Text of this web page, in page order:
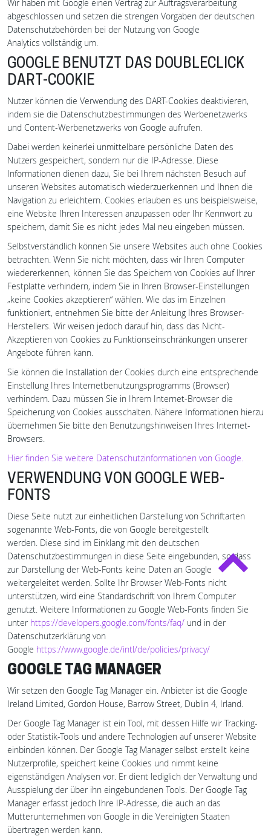
Wir haben mit Google einen Vertrag zur Auftragsverarbeitung
abgeschlossen und setzen die strengen Vorgaben der deutschen
Datenschutzbehörden bei der Nutzung von Google
Analytics vollständig um.
GOOGLE BENUTZT DAS DOUBLECLICK
DART-COOKIE
Nutzer können die Verwendung des DART-Cookies deaktivieren,
indem sie die Datenschutzbestimmungen des Werbenetzwerks
und Content-Werbenetzwerks von Google aufrufen.
Dabei werden keinerlei unmittelbare persönliche Daten des
Nutzers gespeichert, sondern nur die IP-Adresse. Diese
Informationen dienen dazu, Sie bei Ihrem nächsten Besuch auf
unseren Websites automatisch wiederzuerkennen und Ihnen die
Navigation zu erleichtern. Cookies erlauben es uns beispielsweise,
eine Website Ihren Interessen anzupassen oder Ihr Kennwort zu
speichern, damit Sie es nicht jedes Mal neu eingeben müssen.
Selbstverständlich können Sie unsere Websites auch ohne Cookies
betrachten. Wenn Sie nicht möchten, dass wir Ihren Computer
wiedererkennen, können Sie das Speichern von Cookies auf Ihrer
Festplatte verhindern, indem Sie in Ihren Browser-Einstellungen
„keine Cookies akzeptieren“ wählen. Wie das im Einzelnen
funktioniert, entnehmen Sie bitte der Anleitung Ihres Browser-
Herstellers. Wir weisen jedoch darauf hin, dass das Nicht-
Akzeptieren von Cookies zu Funktionseinschränkungen unserer
Angebote führen kann.
Sie können die Installation der Cookies durch eine entsprechende
Einstellung Ihres Internetbenutzungsprogramms (Browser)
verhindern. Dazu müssen Sie in Ihrem Internet-Browser die
Speicherung von Cookies ausschalten. Nähere Informationen hierzu
übernehmen Sie bitte den Benutzungshinweisen Ihres Internet-
Browsers.
Hier finden Sie weitere Datenschutzinformationen von Google.
VERWENDUNG VON GOOGLE WEB-
FONTS
Diese Seite nutzt zur einheitlichen Darstellung von Schriftarten
sogenannte Web-Fonts, die von Google bereitgestellt
werden. Diese sind im Einklang mit den deutschen
Datenschutzbestimmungen in diese Seite eingebunden, so dass
zur Darstellung der Web-Fonts keine Daten an Google
weitergeleitet werden. Sollte Ihr Browser Web-Fonts nicht
unterstützen, wird eine Standardschrift von Ihrem Computer
genutzt. Weitere Informationen zu Google Web-Fonts finden Sie
unter https://developers.google.com/fonts/faq/ und in der
Datenschutzerklärung von
Google https://www.google.de/intl/de/policies/privacy/
GOOGLE TAG MANAGER
Wir setzen den Google Tag Manager ein. Anbieter ist die Google
Ireland Limited, Gordon House, Barrow Street, Dublin 4, Irland.
Der Google Tag Manager ist ein Tool, mit dessen Hilfe wir Tracking-
oder Statistik-Tools und andere Technologien auf unserer Website
einbinden können. Der Google Tag Manager selbst erstellt keine
Nutzerprofile, speichert keine Cookies und nimmt keine
eigenständigen Analysen vor. Er dient lediglich der Verwaltung und
Ausspielung der über ihn eingebundenen Tools. Der Google Tag
Manager erfasst jedoch Ihre IP-Adresse, die auch an das
Mutterunternehmen von Google in die Vereinigten Staaten
übertragen werden kann.